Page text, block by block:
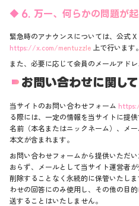
6. 万一、何らかの問題が
緊急時のアナウンスについては、公式
https://x.com/mentuzzle 上で行います。
また、必要に応じて会員のメールアド
お問い合わせに関して
当サイトのお問い合わせフォーム
る際には、一定の情報を当サイトに提
名前（本名またはニックネーム）、メ
本文が含まれます。
お問い合わせフォームから提供いただ
おらず、メールとして当サイト運営者
削除することなく永続的に保管いたし
わせの回答にのみ使用し、その他の目
送することはいたしません。